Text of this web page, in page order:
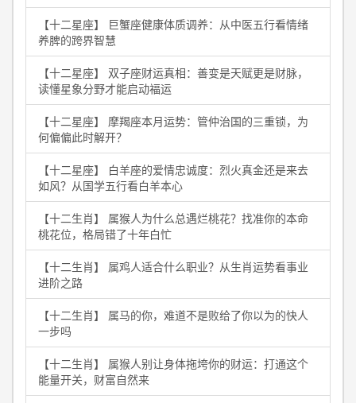
【十二星座】 巨蟹座健康体质调养：从中医五行看情绪
养脾的跨界智慧
【十二星座】 双子座财运真相：善变是天赋更是财脉，
读懂星象分野才能启动福运
【十二星座】 摩羯座本月运势：管仲治国的三重锁，为
何偏偏此时解开？
【十二星座】 白羊座的爱情忠诚度：烈火真金还是来去
如风？从国学五行看白羊本心
【十二生肖】 属猴人为什么总遇烂桃花？找准你的本命
桃花位，格局错了十年白忙
【十二生肖】 属鸡人适合什么职业？从生肖运势看事业
进阶之路
【十二生肖】 属马的你，难道不是败给了你以为的快人
一步吗
【十二生肖】 属猴人别让身体拖垮你的财运：打通这个
能量开关，财富自然来